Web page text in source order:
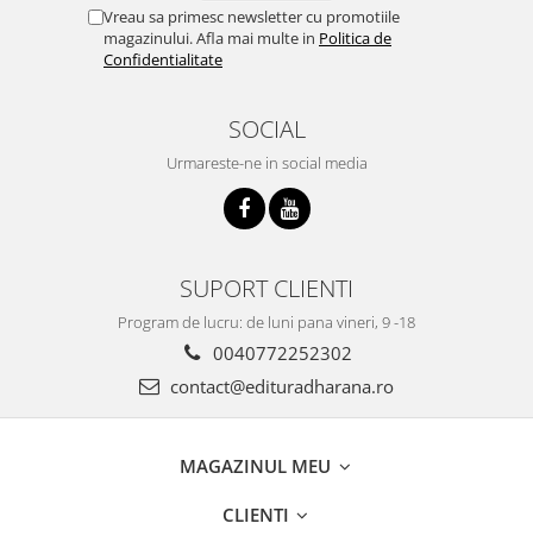
Vreau sa primesc newsletter cu promotiile
magazinului. Afla mai multe in Politica de
Confidentialitate
SOCIAL
Urmareste-ne in social media
SUPORT CLIENTI
Program de lucru: de luni pana vineri, 9 -18
0040772252302
contact@edituradharana.ro
MAGAZINUL MEU
CLIENTI